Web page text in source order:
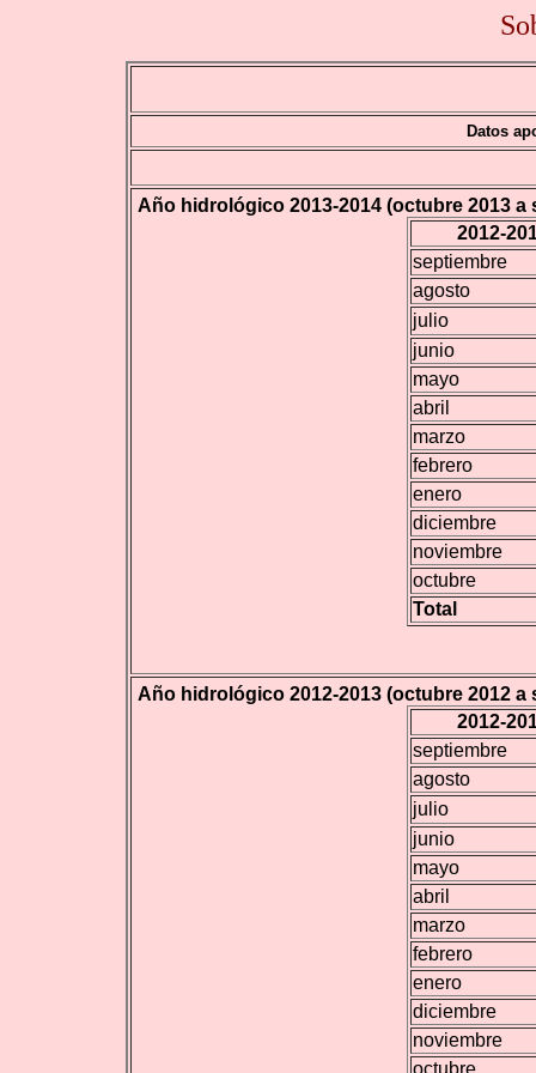
Datos
Año hidrológico 2013-2014 (octubre 2013 a
2012-
septiembre
agosto
julio
junio
mayo
abril
marzo
febrero
enero
diciembre
noviembre
octubre
Total
Año hidrológico 2012-2013 (octubre 2012 a
2012-
septiembre
agosto
julio
junio
mayo
abril
marzo
febrero
enero
diciembre
noviembre
octubre